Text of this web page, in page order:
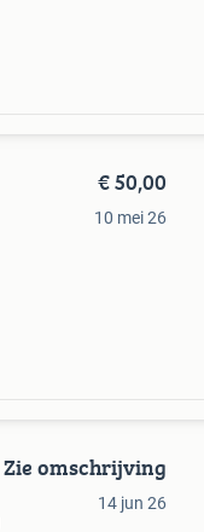
€ 50,00
10 mei 26
Zie omschrijving
14 jun 26